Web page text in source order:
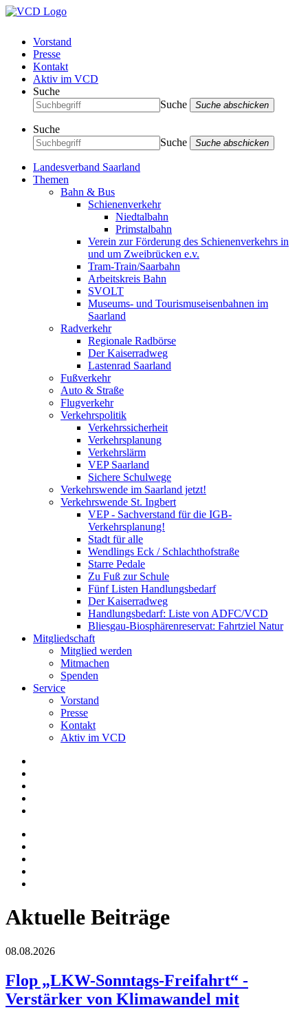
Vorstand
Presse
Kontakt
Aktiv im VCD
Suche
Suche
Suche abschicken
Suche
Suche
Suche abschicken
Landesverband Saarland
Themen
Bahn & Bus
Schienenverkehr
Niedtalbahn
Primstalbahn
Verein zur Förderung des Schienenverkehrs in
und um Zweibrücken e.v.
Tram-Train/Saarbahn
Arbeitskreis Bahn
SVOLT
Museums- und Tourismuseisenbahnen im
Saarland
Radverkehr
Regionale Radbörse
Der Kaiserradweg
Lastenrad Saarland
Fußverkehr
Auto & Straße
Flugverkehr
Verkehrspolitik
Verkehrssicherheit
Verkehrsplanung
Verkehrslärm
VEP Saarland
Sichere Schulwege
Verkehrswende im Saarland jetzt!
Verkehrswende St. Ingbert
VEP - Sachverstand für die IGB-
Verkehrsplanung!
Stadt für alle
Wendlings Eck / Schlachthofstraße
Starre Pedale
Zu Fuß zur Schule
Fünf Listen Handlungsbedarf
Der Kaiserradweg
Handlungsbedarf: Liste von ADFC/VCD
Bliesgau-Biosphärenreservat: Fahrtziel Natur
Mitgliedschaft
Mitglied werden
Mitmachen
Spenden
Service
Vorstand
Presse
Kontakt
Aktiv im VCD
Aktuelle Beiträge
08.08.2026
Flop „LKW-Sonntags-Freifahrt“ -
Verstärker von Klimawandel mit